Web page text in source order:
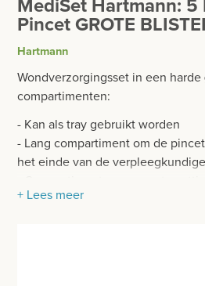
BESURGICAL -
CONTACT
registreer
login
WOND- EN VERBANDMATERIAAL
WINDELS EN STEUNVERBANDEN
COMPRESSEN
GAAS- EN FIXATIEVERBANDEN
PLEISTERS
MEDISCHE VERZORGINGSSETS
MediSet Hartmann: 5
Pincet GROTE
Hartmann
Wondverzorgingsset in een harde
compartimenten:
- Kan als tray gebruikt worden
- Lang compartiment om de
het einde van de
+ Lees meer